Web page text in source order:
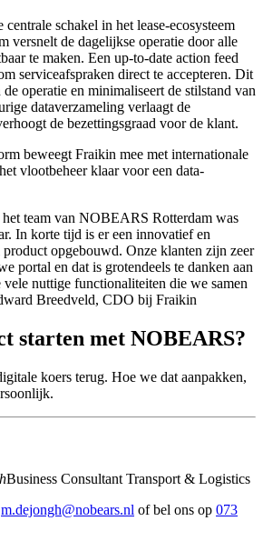
schakel in het lease-ecosysteem
versnelt de dagelijkse operatie door alle
te maken. Een up-to-date action feed
serviceafspraken direct te accepteren. Dit
operatie en minimaliseert de stilstand van
dataverzameling verlaagt de
de bezettingsgraad voor de klant.
beweegt Fraikin mee met internationale
vlootbeheer klaar voor een data-
team van NOBEARS Rotterdam was
In korte tijd is er een innovatief en
opgebouwd. Onze klanten zijn zeer
portal en dat is grotendeels te danken aan
vele nuttige functionaliteiten die we samen
Breedveld, CDO bij Fraikin
starten met NOBEARS?
koers terug. Hoe we dat aanpakken,
Business Consultant Transport & Logistics
m.dejongh@nobears.nl of bel ons op 073